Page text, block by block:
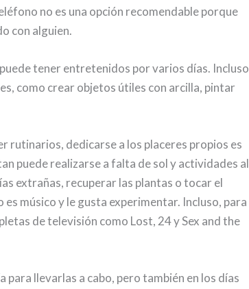
no es una opción recomendable porque
con alguien.
tener entretenidos por varios días. Incluso
como crear objetos útiles con arcilla, pintar
rutinarios, dedicarse a los placeres propios es
puede realizarse a falta de sol y actividades al
extrañas, recuperar las plantas o tocar el
músico y le gusta experimentar. Incluso, para
de televisión como Lost, 24 y Sex and the
llevarlas a cabo, pero también en los días